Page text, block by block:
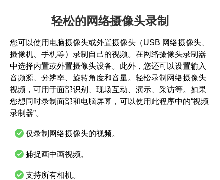
轻松的网络摄像头录制
您可以使用电脑摄像头或外置摄像头（USB 网络摄像头、
摄像机、手机等）录制自己的视频。在网络摄像头录制器
中选择内置或外置摄像头设备。此外，您还可以设置输入
音频源、分辨率、旋转角度和音量。轻松录制网络摄像头
视频，可用于面部识别、现场互动、演示、采访等。如果
您想同时录制面部和电脑屏幕，可以使用此程序中的“视频
录制器”。
仅录制网络摄像头的视频。
捕捉画中画视频。
支持所有相机。